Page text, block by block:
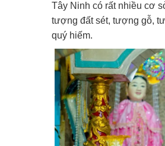
Tây Ninh có rất nhiều cơ
tượng đất sét, tượng gỗ,
quý hiếm.